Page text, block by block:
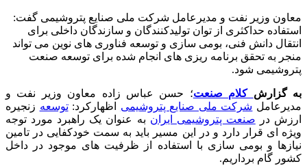
معاون وزیر نفت و مدیرعامل شرکت ملی صنایع پتروشیمی گفت:
استفاده حداکثری از توان تولیدکنندگان و سازندگان داخلی برای
انتقال دانش فنی، بومی سازی و توسعه فناوری های نوین می تواند
منجر به تحقق برنامه ریزی های انجام شده برای توسعه صنعت
پتروشیمی شود.
به گزارش کلام صنعت؛ حسن عباس زاده معاون وزیر نفت و
مدیرعامل شرکت ملی صنایع پتروشیمی اظهارکرد:توسعه زنجیره
ارزش در صنعت پتروشیمی ایران به عنوان یک راهبرد مورد توجه
ویژه ای قرار دارد و در این مسیر باید به سمت خودکفایی در تامین
نیازها و بومی سازی با استفاده از ظرفیت های موجود در داخل
کشور گام برداریم.